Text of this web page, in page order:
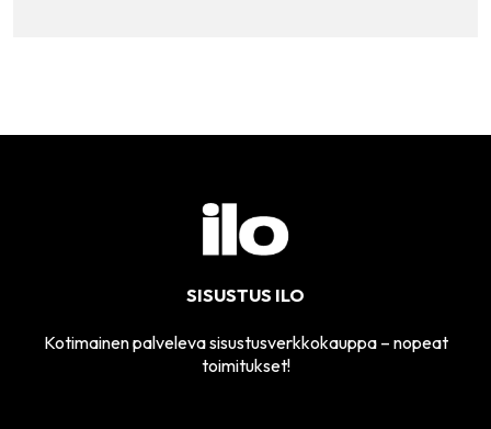
SISUSTUS ILO
Kotimainen palveleva sisustusverkkokauppa – nopeat
toimitukset!